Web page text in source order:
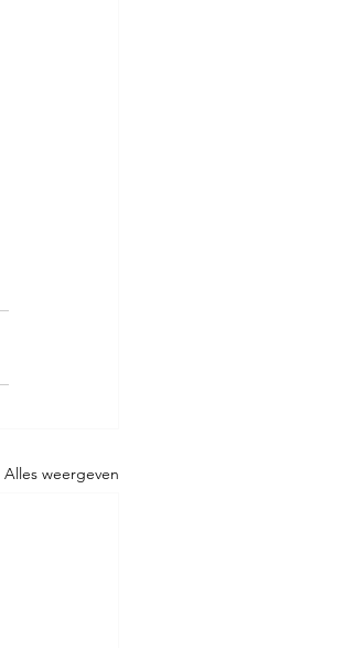
Alles weergeven